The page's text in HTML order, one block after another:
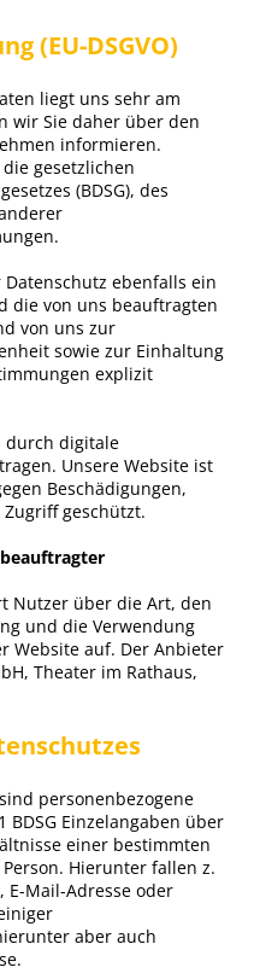
(EU-DSGVO)
liegt uns sehr am
wir Sie daher über den
informieren.
gesetzlichen
(BDSG), des
ebenfalls ein
die von uns beauftragten
von uns zur
sowie zur Einhaltung
explizit
durch digitale
Unsere Website ist
Beschädigungen,
geschützt.
Nutzer über die Art, den
und die Verwendung
Website auf. Der Anbieter
Theater im Rathaus,
personenbezogene
BDSG Einzelangaben über
einer bestimmten
Hierunter fallen z.
E-Mail-Adresse oder
aber auch